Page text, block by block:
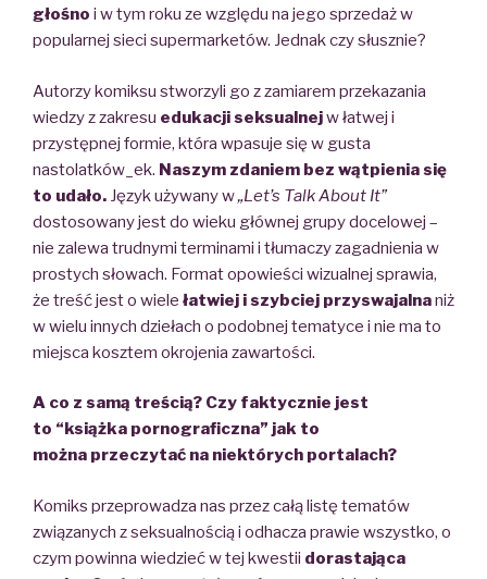
głośno i w tym roku ze względu na jego sprzedaż w
popularnej sieci supermarketów. Jednak czy słusznie?
Autorzy komiksu stworzyli go z zamiarem przekazania
wiedzy z zakresu edukacji seksualnejw łatwej i
przystępnej formie, która wpasuje się w gusta
nastolatków_ek. Naszym zdaniem bez wątpienia się
to udało. Język używany w„Let’s Talk About It”
dostosowany jest do wieku głównej grupy docelowej –
nie zalewa trudnymi terminami i tłumaczy zagadnienia w
prostych słowach. Format opowieści wizualnej sprawia,
że treść jest o wiele łatwiej i szybciej przyswajalnaniż
w wielu innych dziełach o podobnej tematyce i nie ma to
miejsca kosztem okrojenia zawartości.
A co z samą treścią? Czy faktycznie jest
to “ książka pornograficzna” jak to
można przeczytać na niektórych portalach?
Komiks przeprowadza nas przez całą listę tematów
związanych z seksualnością i odhacza prawie wszystko, o
czym powinna wiedzieć w tej kwestii dorastająca